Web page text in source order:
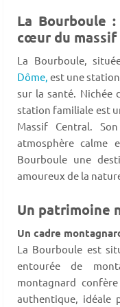
La Bourboule
cœur du
La Bourboule,
Dôme, est une
sur la santé. Nichée
station familiale est
Massif Central.
atmosphère calme
Bourboule une
amoureux de la
Un patrimoine
Un cadre
La Bourboule est
entourée de
montagnard
authentique, idéale